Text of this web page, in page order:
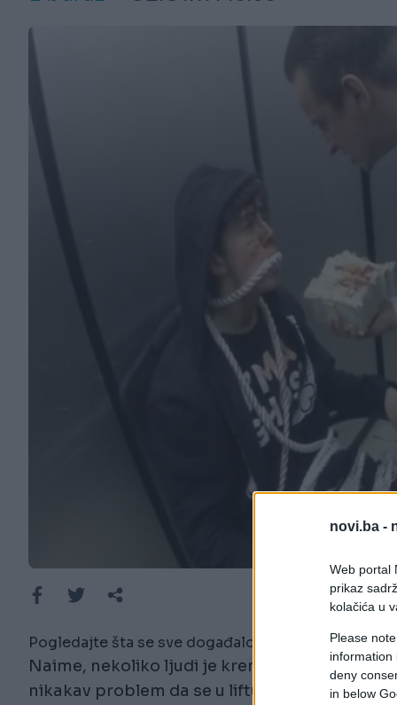
novi.ba -
Web portal
prikaz
kolačića u
Please
information
deny
in below
Pogledajte šta se sve događalo a posebno obratite
Naime, nekoliko ljudi je krenulo na razgovor
nikakav problem da se u liftu nije odvijala